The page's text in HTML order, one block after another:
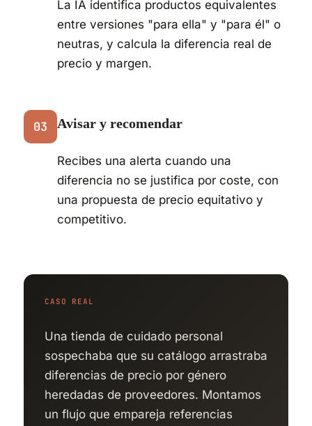
La IA identifica productos equivalentes
entre versiones "para ella" y "para él" o
neutras, y calcula la diferencia real de
precio y margen.
03 Avisar y recomendar
Recibes una alerta cuando una
diferencia no se justifica por coste, con
una propuesta de precio equitativo y
competitivo.
CASO REAL
Una tienda de cuidado personal
sospechaba que su catálogo arrastraba
diferencias de precio por género
heredadas de proveedores. Montamos
un flujo que empareja referencias